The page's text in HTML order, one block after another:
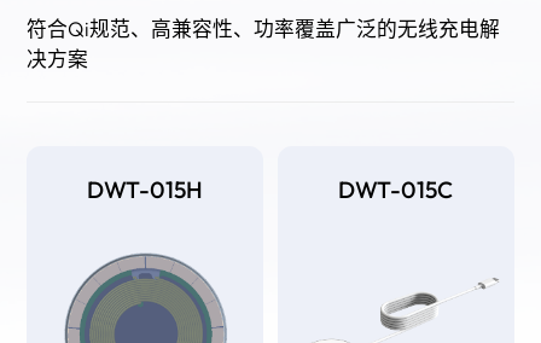
符合Qi规范、高兼容性、功率覆盖广泛的无线充电解
决方案
DWT-015H DWT-015C